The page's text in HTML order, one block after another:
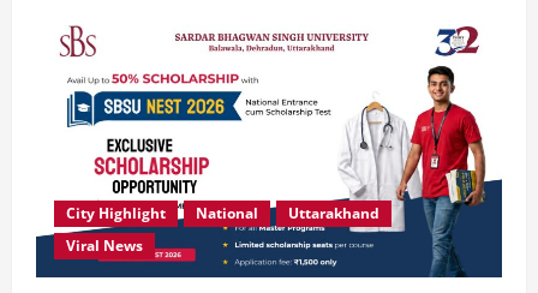
City Highlight National
Uttarakhand
Viral News